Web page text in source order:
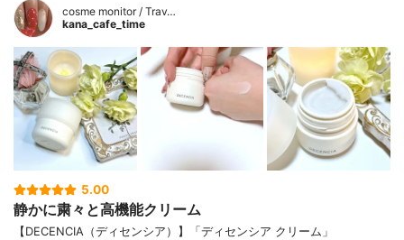
cosme monitor / Trav…
kana_cafe_time
5.00
静かに粛々と高機能クリーム
【DECENCIA（ディセンシア）】「ディセンシア クリーム」